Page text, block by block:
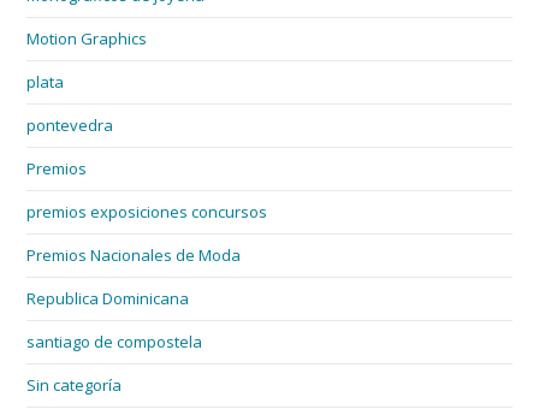
Motion Graphics
plata
pontevedra
Premios
premios exposiciones concursos
Premios Nacionales de Moda
Republica Dominicana
santiago de compostela
Sin categoría